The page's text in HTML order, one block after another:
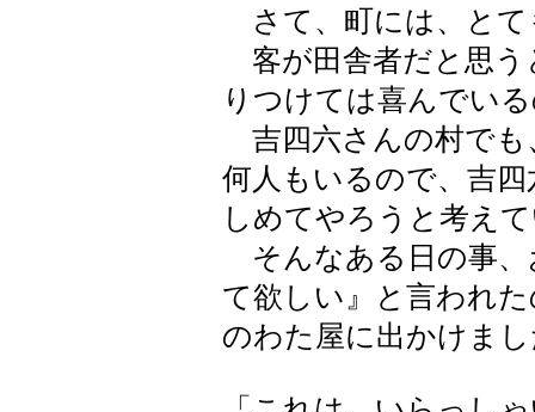
さて、町には、とて
客が田舎者だと思う
りつけては喜んでい
吉四六さんの村でも
何人もいるので、吉
しめてやろうと考え
そんなある日の事、
て欲しい』と言われ
のわた屋に出かけま